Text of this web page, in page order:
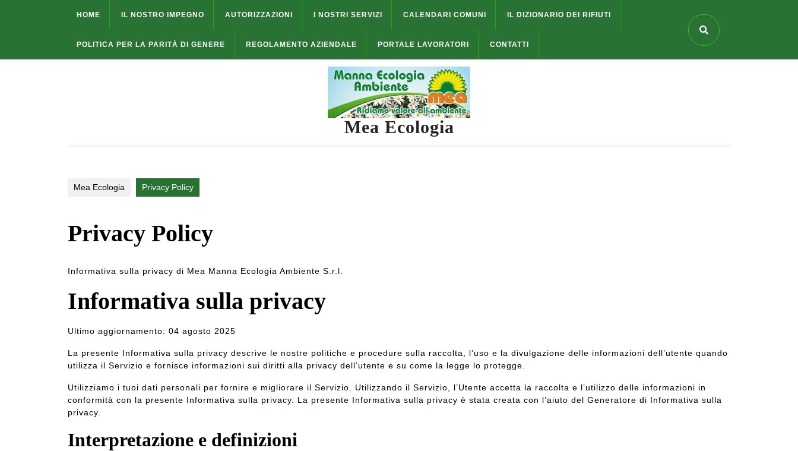
HOME IL NOSTRO IMPEGNO AUTORIZZAZIONI I NOSTRI SERVIZI CALENDARI COMUNI IL DIZIONARIO DEI RIFIUTI
POLITICA PER LA PARITÀ DI GENERE REGOLAMENTO AZIENDALE PORTALE LAVORATORI CONTATTI
Mea Ecologia
Mea Ecologia Privacy Policy
Privacy Policy
Informativa sulla privacy di Mea Manna Ecologia Ambiente S.r.l.
Informativa sulla privacy
Ultimo aggiornamento: 04 agosto 2025
La presente Informativa sulla privacy descrive le nostre politiche e procedure sulla raccolta, l’uso e la divulgazione delle informazioni dell’utente quando
utilizza il Servizio e fornisce informazioni sui diritti alla privacy dell’utente e su come la legge lo protegge.
Utilizziamo i tuoi dati personali per fornire e migliorare il Servizio. Utilizzando il Servizio, l’Utente accetta la raccolta e l’utilizzo delle informazioni in
conformità con la presente Informativa sulla privacy. La presente Informativa sulla privacy è stata creata con l’aiuto del Generatore di Informativa sulla
privacy
Interpretazione e definizioni